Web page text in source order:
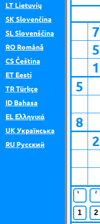
7
5
1
5
8
2
1 2
1 2
LTLietuvių
SK Slovenčina
SLSlovenščina
RORomână
CSČeština
ETEesti
TRTürkçe
IDBahasa
ELΕλληνικά
UK Українська
RU Русский